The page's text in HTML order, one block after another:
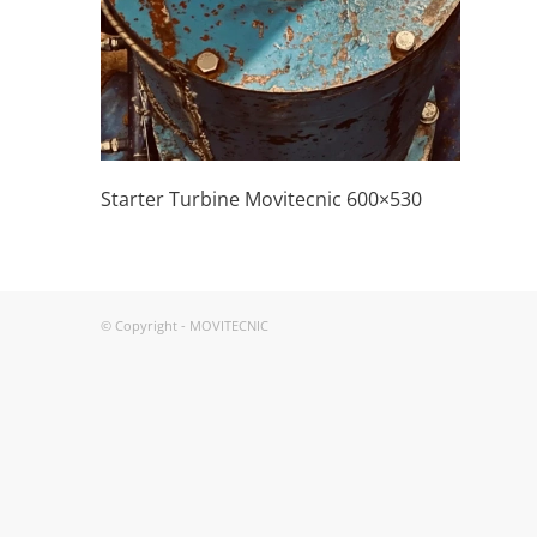
Starter Turbine Movitecnic 600×530
© Copyright - MOVITECNIC